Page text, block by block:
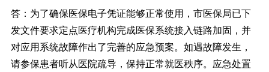
答：为了确保医保电子凭证能够正常使用，市医保局已下
发文件要求定点医疗机构完成医保系统接入链路加固，并
对应用系统故障作出了完善的应急预案。如遇故障发生，
请参保患者听从医院疏导，保持正常就医秩序。应急处置